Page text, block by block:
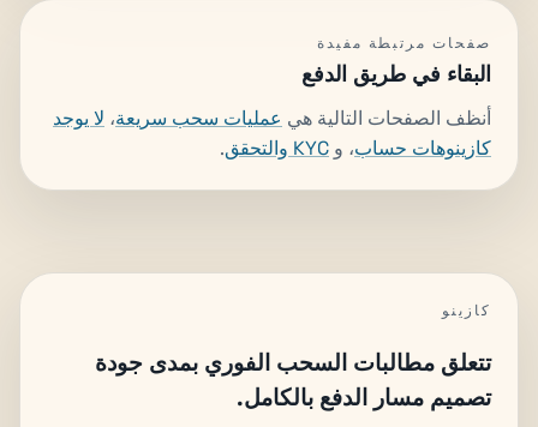
صفحات مرتبطة مفيدة
البقاء في طريق الدفع
أنظف الصفحات التالية هي عمليات سحب سريعة، لا يوجد
كازينوهات حساب، و KYC والتحقق .
كازينو
تتعلق مطالبات السحب الفوري بمدى جودة
تصميم مسار الدفع بالكامل.